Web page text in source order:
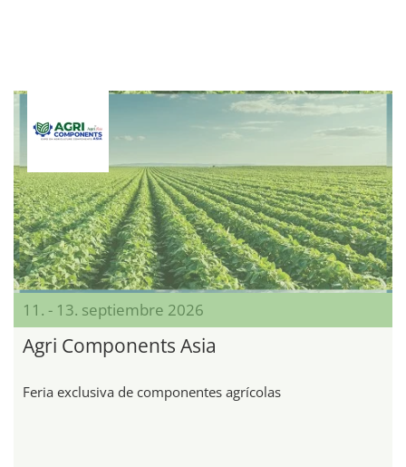
11. - 13. septiembre 2026
Agri Components Asia
Feria exclusiva de componentes agrícolas